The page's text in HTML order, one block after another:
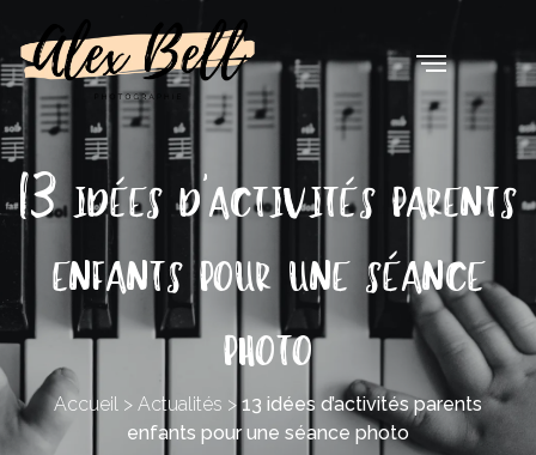
13 idées d’activités parents
enfants pour une séance
photo
Accueil > Actualités > 13 idées d’activités parents
enfants pour une séance photo